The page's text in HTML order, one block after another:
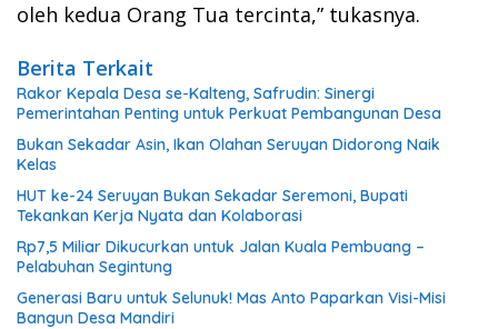
oleh kedua Orang Tua tercinta,” tukasnya.
Berita Terkait
Rakor Kepala Desa se-Kalteng, Safrudin: Sinergi
Pemerintahan Penting untuk Perkuat Pembangunan Desa
Bukan Sekadar Asin, Ikan Olahan Seruyan Didorong Naik
Kelas
HUT ke-24 Seruyan Bukan Sekadar Seremoni, Bupati
Tekankan Kerja Nyata dan Kolaborasi
Rp7,5 Miliar Dikucurkan untuk Jalan Kuala Pembuang –
Pelabuhan Segintung
Generasi Baru untuk Selunuk! Mas Anto Paparkan Visi-Misi
Bangun Desa Mandiri